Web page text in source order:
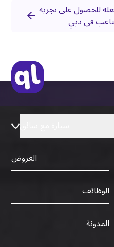
للحصول على تجربة
في دبي
العروض
الوظائف
المدونة